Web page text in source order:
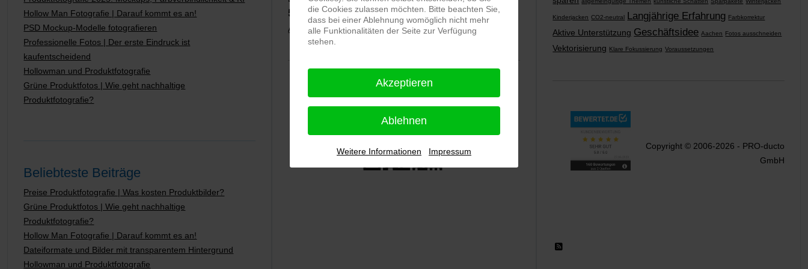
Hollow Man Fotografie | Darauf kommt es an!
PSD Mockup-Modelle fotografieren
Professionelle Fotos | Der erste Eindruck ist
kaufentscheidend
Hollowman und Produktfotografie
Grüne Produktfotos | Wie geht nachhaltige
Produktfotografie?
Beliebteste Beiträge
Preise Produktfotografie | Was kosten Produktbilder?
Grüne Produktfotos | Wie geht nachhaltige
Produktfotografie?
Hollow Man Fotografie | Darauf kommt es an!
Dateiformate und Bilder mit transparentem Hintergrund
Hollowman und Produktfotografie
5,0 ⭐⭐⭐⭐⭐bei 144 Google-Rezensionen (Stand 02.01.2026)
Alle Rezensionen ansehen|Bewertung abgeben
Kinderjacken CO2-neutral Langjährige Erfahrung Farbkorrektur
Aktive Unterstützung Geschäftsidee Aachen Fotos ausschneiden
Vektorisierung Klare Fokussierung Voraussetzungen
Copyright © 2006-2026 - PRO-ducto
GmbH
die Cookies zulassen möchten. Bitte beachten Sie,
dass bei einer Ablehnung womöglich nicht mehr
alle Funktionalitäten der Seite zur Verfügung
stehen.
Akzeptieren
Ablehnen
Weitere Informationen Impressum